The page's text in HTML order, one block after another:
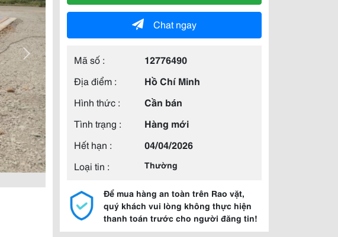
Chat ngay
Mã số :
12776490
Địa điểm :
Hồ Chí Minh
Hình thức :
Cần bán
Tình trạng :
Hàng mới
Hết hạn :
04/04/2026
Loại tin :
Thường
Để mua hàng an toàn trên Rao vặt,
quý khách vui lòng không thực hiện
thanh toán trước cho người đăng tin!